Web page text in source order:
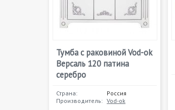
Тумба с раковиной Vod-ok
Версаль 120 патина
серебро
Страна:
Россия
Производитель: Vod-ok